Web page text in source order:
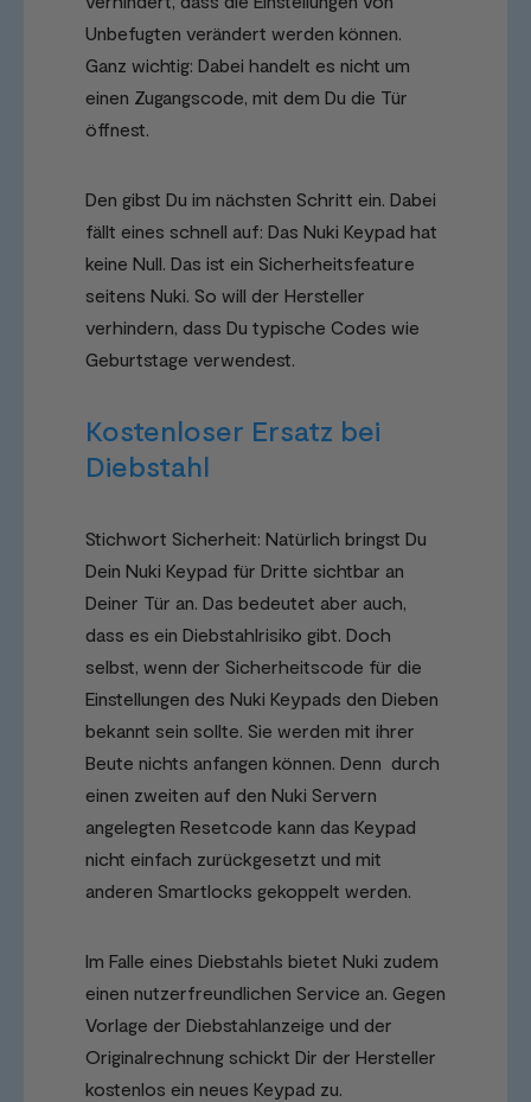
Unbefugten verändert werden können.
Ganz wichtig: Dabei handelt es nicht um
einen Zugangscode, mit dem Du die Tür
öffnest.
Den gibst Du im nächsten Schritt ein. Dabei
fällt eines schnell auf: Das Nuki Keypad hat
keine Null. Das ist ein Sicherheitsfeature
seitens Nuki. So will der Hersteller
verhindern, dass Du typische Codes wie
Geburtstage verwendest.
Kostenloser Ersatz bei
Diebstahl
Stichwort Sicherheit: Natürlich bringst Du
Dein Nuki Keypad für Dritte sichtbar an
Deiner Tür an. Das bedeutet aber auch,
dass es ein Diebstahlrisiko gibt. Doch
selbst, wenn der Sicherheitscode für die
Einstellungen des Nuki Keypads den Dieben
bekannt sein sollte. Sie werden mit ihrer
Beute nichts anfangen können. Denn durch
einen zweiten auf den Nuki Servern
angelegten Resetcode kann das Keypad
nicht einfach zurückgesetzt und mit
anderen Smartlocks gekoppelt werden.
Im Falle eines Diebstahls bietet Nuki zudem
einen nutzerfreundlichen Service an. Gegen
Vorlage der Diebstahlanzeige und der
Originalrechnung schickt Dir der Hersteller
kostenlos ein neues Keypad zu.